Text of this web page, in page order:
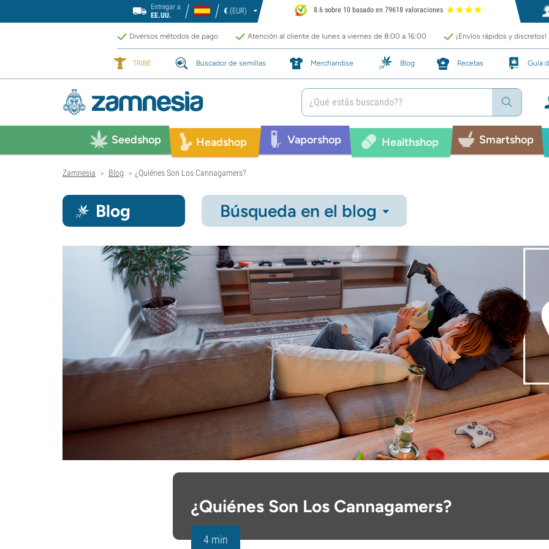
Entregar a
EE.UU.
€ (EUR) 8.6 sobre 10 basado en 79618 valoraciones
Diversos métodos de pago Atención al cliente de lunes a viernes de 8:00 a 16:00 ¡Envíos rápidos y discretos!
TRIBE Buscador de semillas Merchandise Blog Recetas Guía
Seedshop Headshop Vaporshop Healthshop Smartshop
Zamnesia > Blog > ¿Quiénes Son Los Cannagamers?
Blog Búsqueda en el blog
¿Quiénes Son Los Cannagamers?
4 min